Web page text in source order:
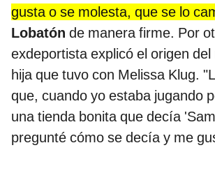
gusta o se molesta, que se lo
Lobatón de manera firme. Por
exdeportista explicó el origen
hija que tuvo con Melissa Klug.
que, cuando yo estaba jugando
una tienda bonita que decía
pregunté cómo se decía y me